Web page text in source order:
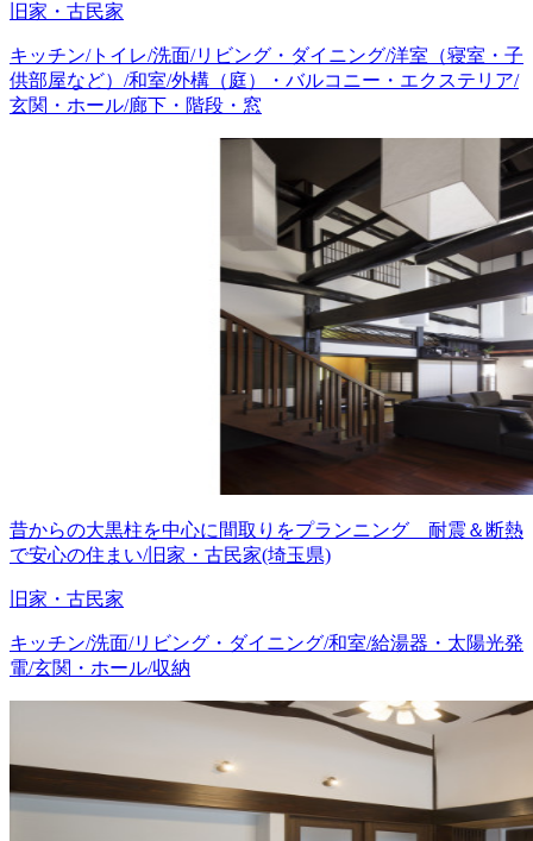
旧家・古民家
キッチン/トイレ/洗面/リビング・ダイニング/洋室（寝室・子
供部屋など）/和室/外構（庭）・バルコニー・エクステリア/
玄関・ホール/廊下・階段・窓
昔からの大黒柱を中心に間取りをプランニング 耐震＆断熱
で安心の住まい/旧家・古民家(埼玉県)
旧家・古民家
キッチン/洗面/リビング・ダイニング/和室/給湯器・太陽光発
電/玄関・ホール/収納